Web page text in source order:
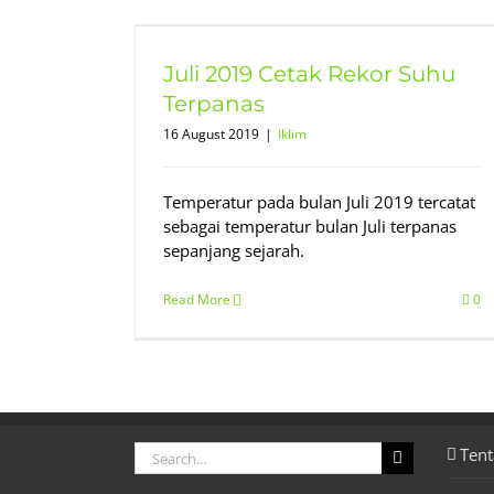
Juli 2019 Cetak Rekor Suhu
Terpanas
16 August 2019 | Iklim
Temperatur pada bulan Juli 2019 tercatat
sebagai temperatur bulan Juli terpanas
sepanjang sejarah.
Read More 0
Search
for: